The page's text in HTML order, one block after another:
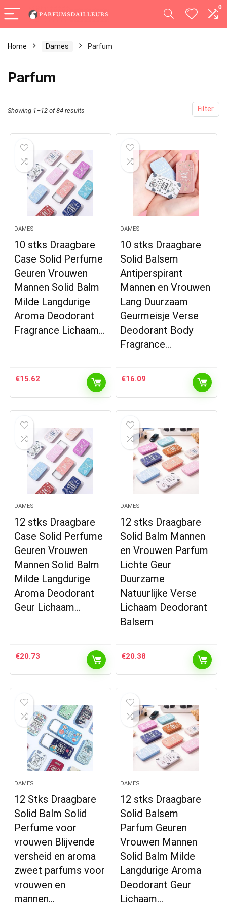
0
Home Dames Parfum
Parfum
Filter
Showing 1–12 of 84 results
DAMES
10 stks Draagbare
Case Solid Perfume
Geuren Vrouwen
Mannen Solid Balm
Milde Langdurige
Aroma Deodorant
Fragrance Lichaam…
€15.62
DAMES
10 stks Draagbare
Solid Balsem
Antiperspirant
Mannen en Vrouwen
Lang Duurzaam
Geurmeisje Verse
Deodorant Body
Fragrance…
€16.09
DAMES
12 stks Draagbare
Case Solid Perfume
Geuren Vrouwen
Mannen Solid Balm
Milde Langdurige
Aroma Deodorant
Geur Lichaam…
€20.73
DAMES
12 stks Draagbare
Solid Balm Mannen
en Vrouwen Parfum
Lichte Geur
Duurzame
Natuurlijke Verse
Lichaam Deodorant
Balsem
€20.38
DAMES
12 Stks Draagbare
Solid Balm Solid
Perfume voor
vrouwen Blijvende
versheid en aroma
zweet parfums voor
vrouwen en
mannen…
DAMES
12 stks Draagbare
Solid Balsem
Parfum Geuren
Vrouwen Mannen
Solid Balm Milde
Langdurige Aroma
Deodorant Geur
Lichaam…